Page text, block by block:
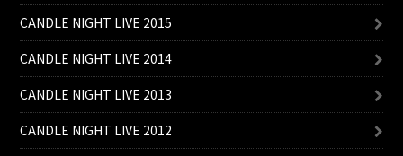
CANDLE NIGHT LIVE 2015
CANDLE NIGHT LIVE 2014
CANDLE NIGHT LIVE 2013
CANDLE NIGHT LIVE 2012